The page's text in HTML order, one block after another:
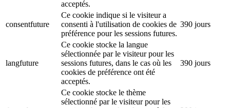
acceptés.
consentfuture
Ce cookie indique si le visiteur a
consenti à l'utilisation de cookies de
préférence pour les sessions futures.
390 jours
langfuture
Ce cookie stocke la langue
sélectionnée par le visiteur pour les
sessions futures, dans le cas où les
cookies de préférence ont été
acceptés.
390 jours
Ce cookie stocke le thème
sélectionné par le visiteur pour les